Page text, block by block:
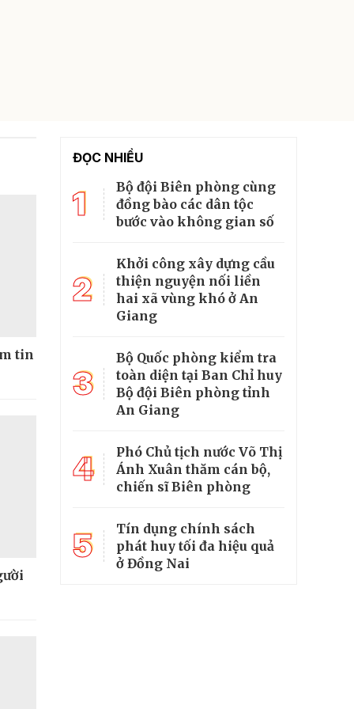
tin
ĐỌC NHIỀU
1
Bộ đội Biên phòng cùng
đồng bào các dân tộc
bước vào không gian số
2
Khởi công xây dựng cầu
thiện nguyện nối liền
hai xã vùng khó ở An
Giang
3
Bộ Quốc phòng kiểm tra
toàn diện tại Ban Chỉ huy
Bộ đội Biên phòng tỉnh
An Giang
4
Phó Chủ tịch nước Võ Thị
Ánh Xuân thăm cán bộ,
chiến sĩ Biên phòng
5
Tín dụng chính sách
phát huy tối đa hiệu quả
ở Đồng Nai